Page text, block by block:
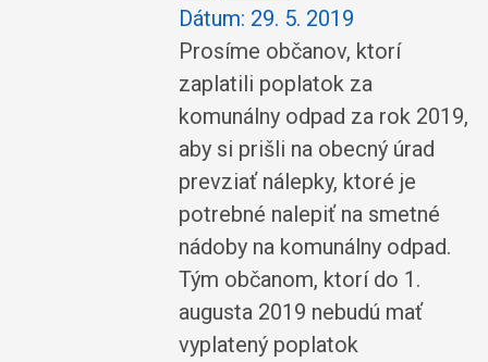
Dátum: 29. 5. 2019
Prosíme občanov, ktorí
zaplatili poplatok za
komunálny odpad za rok 2019,
aby si prišli na obecný úrad
prevziať nálepky, ktoré je
potrebné nalepiť na smetné
nádoby na komunálny odpad.
Tým občanom, ktorí do 1.
augusta 2019 nebudú mať
vyplatený poplatok